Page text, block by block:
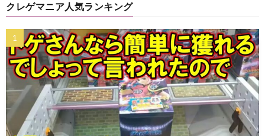
クレゲマニア人気ランキング